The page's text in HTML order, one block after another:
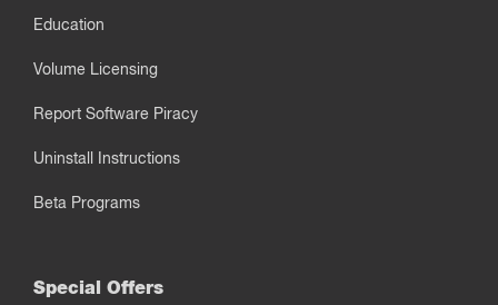
Education
Volume Licensing
Report Software Piracy
Uninstall Instructions
Beta Programs
Special Offers